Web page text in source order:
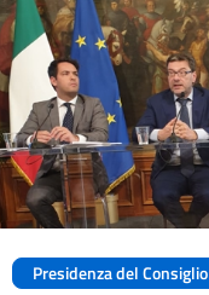
Presidenza del Consiglio